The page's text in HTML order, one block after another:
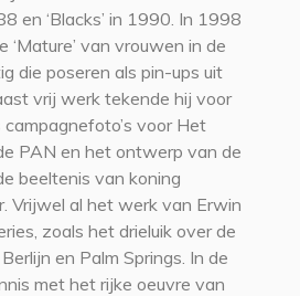
en ‘Blacks’ in 1990. In 1998
‘Mature’ van vrouwen in de
die poseren als pin-ups uit
vrij werk tekende hij voor
voor Het
PAN en het ontwerp van de
beeltenis van koning
Vrijwel al het werk van Erwin
zoals het drieluik over de
en Palm Springs. In de
met het rijke oeuvre van